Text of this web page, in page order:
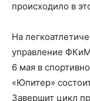
происходило в
На
управление
6 мая в
«Юпитер»
Завершит цикл